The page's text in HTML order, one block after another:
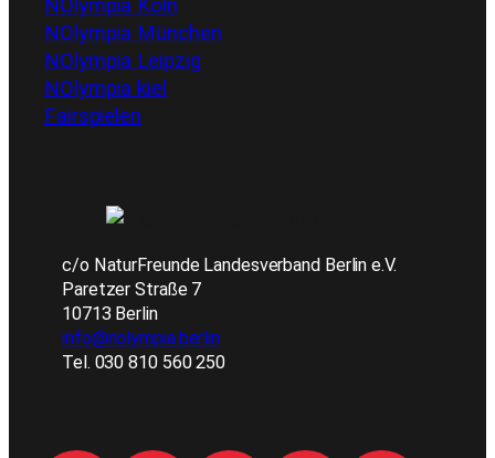
NOlympia Köln
NOlympia München
NOlympia Leipzig
NOlympia kiel
Fairspielen
c/o NaturFreunde Landesverband Berlin e.V.
Paretzer Straße 7
10713 Berlin
info@nolympia.berlin
Tel. 030 810 560 250